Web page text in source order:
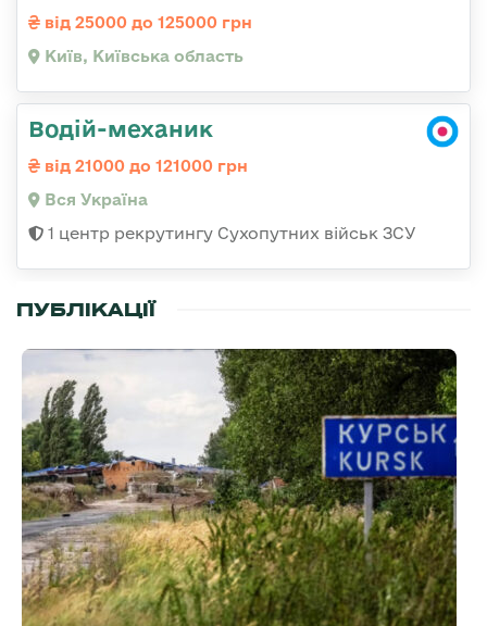
від 25000 до 125000 грн
Київ, Київська область
Водій-механик
від 21000 до 121000 грн
Вся Україна
1 центр рекрутингу Сухопутних військ ЗСУ
ПУБЛІКАЦІЇ